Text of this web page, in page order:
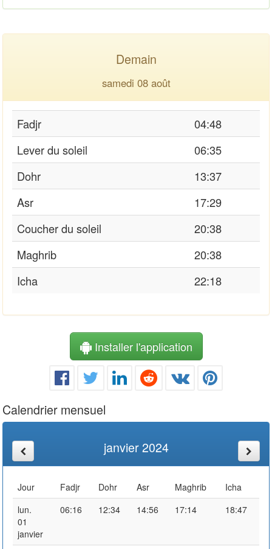
Demain
samedi 08 août
Fadjr
04:48
Lever du soleil
06:35
Dohr
13:37
Asr
17:29
Coucher du soleil
20:38
Maghrib
20:38
Icha
22:18
Installer l'application
Calendrier mensuel
janvier 2024
Jour Fadjr Dohr Asr Maghrib
Icha
lun.
01
janvier
06:16 12:34 14:56 17:14 18:47